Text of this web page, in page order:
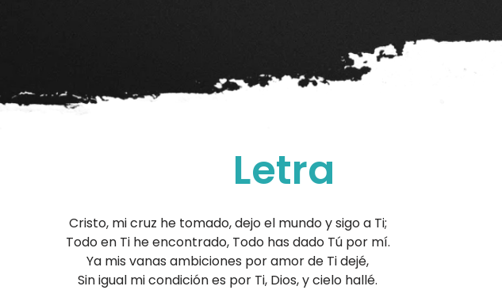
Letra
Cristo, mi cruz he tomado, dejo el mundo y sigo a Ti;
Todo en Ti he encontrado, Todo has dado Tú por mí.
Ya mis vanas ambiciones por amor de Ti dejé,
Sin igual mi condición es por Ti, Dios, y cielo hallé.